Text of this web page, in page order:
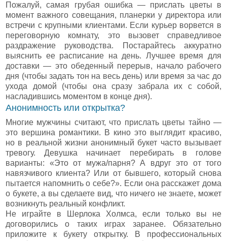
Пожалуй, самая грубая ошибка — прислать цветы в
момент важного совещания, планерки у директора или
встречи с крупными клиентами. Если курьер ворвется в
переговорную комнату, это вызовет справедливое
раздражение руководства. Постарайтесь аккуратно
выяснить ее расписание на день. Лучшее время для
доставки — это обеденный перерыв, начало рабочего
дня (чтобы задать тон на весь день) или время за час до
ухода домой (чтобы она сразу забрала их с собой,
насладившись моментом в конце дня).
Анонимность или открытка?
Многие мужчины считают, что прислать цветы тайно —
это вершина романтики. В кино это выглядит красиво,
но в реальной жизни анонимный букет часто вызывает
тревогу. Девушка начинает перебирать в голове
варианты: «Это от мужа/парня? А вдруг это от того
навязчивого клиента? Или от бывшего, который снова
пытается напомнить о себе?». Если она расскажет дома
о букете, а вы сделаете вид, что ничего не знаете, может
возникнуть реальный конфликт.
Не играйте в Шерлока Холмса, если только вы не
договорились о таких играх заранее. Обязательно
приложите к букету открытку. В профессиональных